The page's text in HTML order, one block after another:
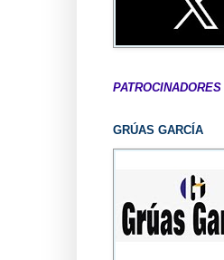
PATROCINADORES
GRÚAS GARCÍA